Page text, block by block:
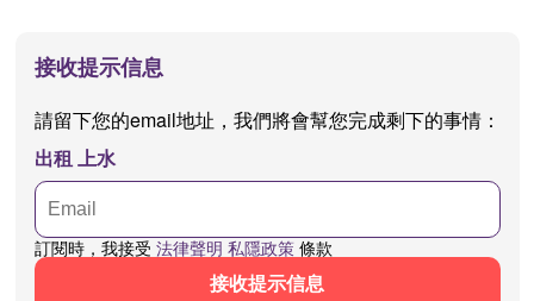
接收提示信息
請留下您的email地址，我們將會幫您完成剩下的事情：
出租 上水
訂閱時，我接受 法律聲明 私隱政策條款
接收提示信息